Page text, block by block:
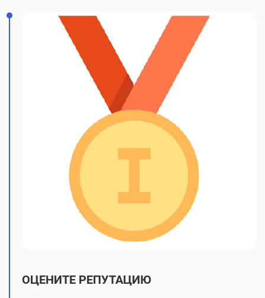
ОЦЕНИТЕ РЕПУТАЦИЮ